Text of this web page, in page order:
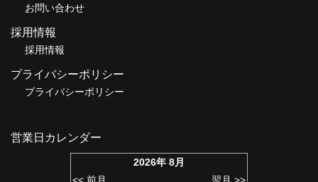
お問い合わせ
採用情報
採用情報
プライバシーポリシー
プライバシーポリシー
営業日カレンダー
2026年 8月